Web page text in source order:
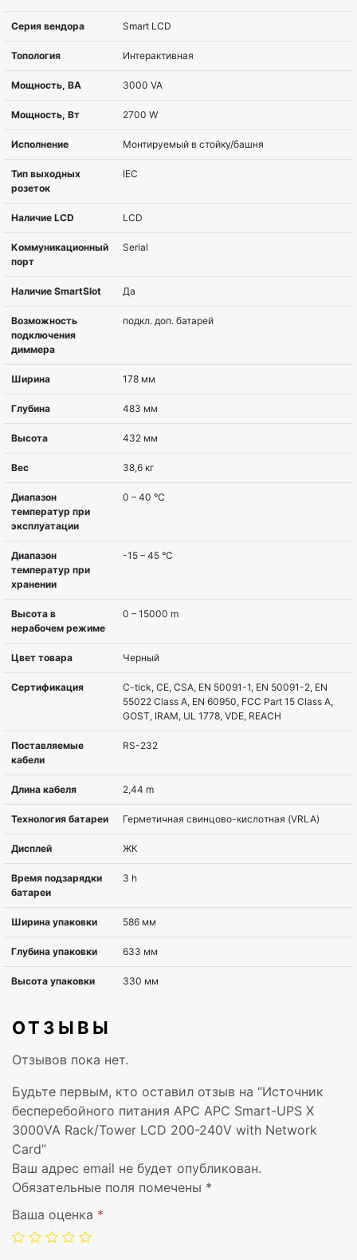
Серия вендора Smart LCD
Мощность, ВА
Мощность, Вт
Исполнение Монтируемый в стойку/башня
Тип выходных
розеток
IEC
LCD
Коммуникационный
порт
Наличие SmartSlot Да
Возможность
подключения
диммера
Ширина
Глубина
Вес
температур при
эксплуатации
Диапазон
температур при
хранении
Высота в
ОТЗЫВЫ
Отзывов пока нет.
Будьте первым, кто оставил отзыв на “Источник
бесперебойного питания APC APC Smart-UPS X
3000VA Rack/Tower LCD 200-240V with Network
Card”
Ваш адрес email не будет опубликован.
Обязательные поля помечены *
Ваша оценка *